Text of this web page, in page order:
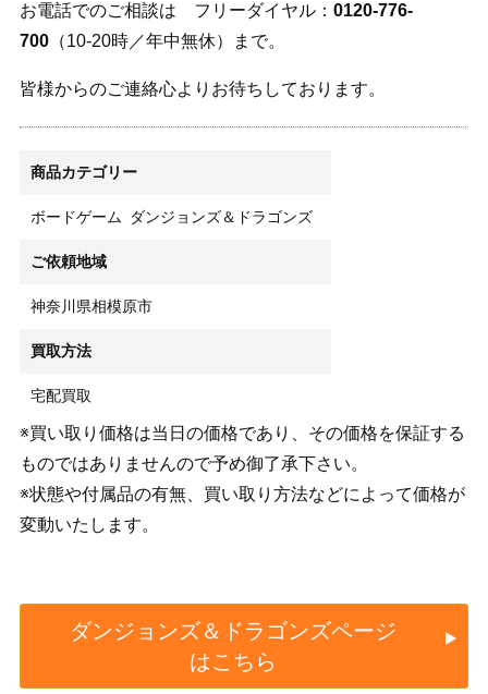
お電話でのご相談は フリーダイヤル： 0120-776-
700（10-20時／年中無休）まで。
皆様からのご連絡心よりお待ちしております。
商品カテゴリー
ボードゲーム ダンジョンズ＆ドラゴンズ
ご依頼地域
神奈川県相模原市
買取方法
宅配買取
※買い取り価格は当日の価格であり、その価格を保証する
ものではありませんので予め御了承下さい。
※状態や付属品の有無、買い取り方法などによって価格が
変動いたします。
ダンジョンズ＆ドラゴンズページ
はこちら